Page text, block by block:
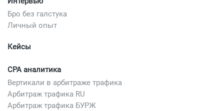
Бро без галстука
Личный опыт
Кейсы
CPA аналитика
Вертикали в арбитраже трафика
Арбитраж трафика RU
Арбитраж трафика БУРЖ